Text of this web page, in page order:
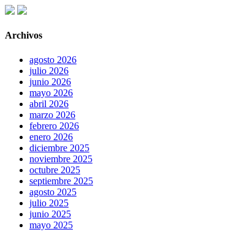
Archivos
agosto 2026
julio 2026
junio 2026
mayo 2026
abril 2026
marzo 2026
febrero 2026
enero 2026
diciembre 2025
noviembre 2025
octubre 2025
septiembre 2025
agosto 2025
julio 2025
junio 2025
mayo 2025